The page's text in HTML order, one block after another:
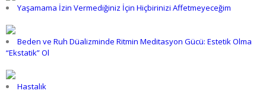
Yaşamama İzin Vermediğiniz İçin Hiçbirinizi Affetmeyeceğim
Beden ve Ruh Düalizminde Ritmin Meditasyon Gücü: Estetik Olma
“Ekstatik” Ol
Hastalık